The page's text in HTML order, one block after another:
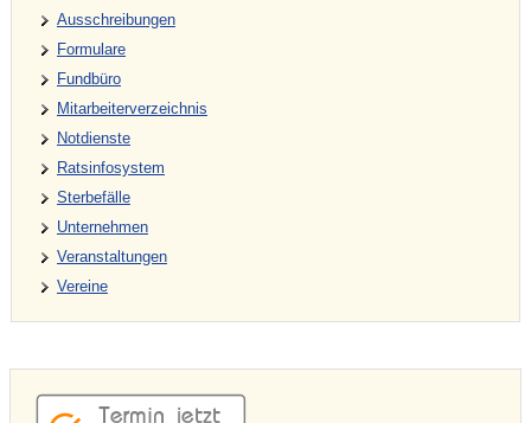
Ausschreibungen
Formulare
Fundbüro
Mitarbeiterverzeichnis
Notdienste
Ratsinfosystem
Sterbefälle
Unternehmen
Veranstaltungen
Vereine